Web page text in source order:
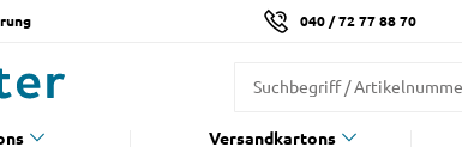
040 / 72 77 88 70
Versandkartons